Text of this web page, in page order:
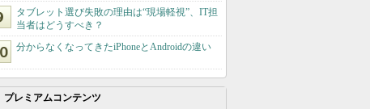
タブレット選び失敗の理由は“現場軽視”、IT担
当者はどうすべき？
分からなくなってきたiPhoneとAndroidの違い
プレミアムコンテンツ